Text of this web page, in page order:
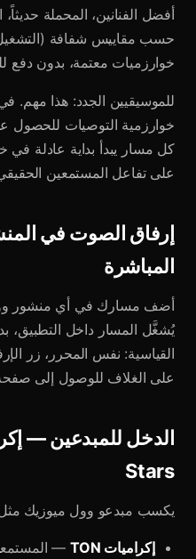
أفضل الفنانين، المحملة
حسب مقاييس شفافة
خوارزميات معتمة، بدون دفع
للموسيقيين الجدد: هذا مهم.
خوارزمية التوصيات للحصول
كل مسار يبدأ بداية عادلة في
على تفاعل المستمعين
إرفاق الصوت في
المباشرة
أضف مسارك في أي منشور
يُشغَّل المسار داخل
القياسية: نفس المحرر، زر
على الغلاف للوصول إلى
Stars
يكسب مبدعو وول ميوزيك
إكراميات TON